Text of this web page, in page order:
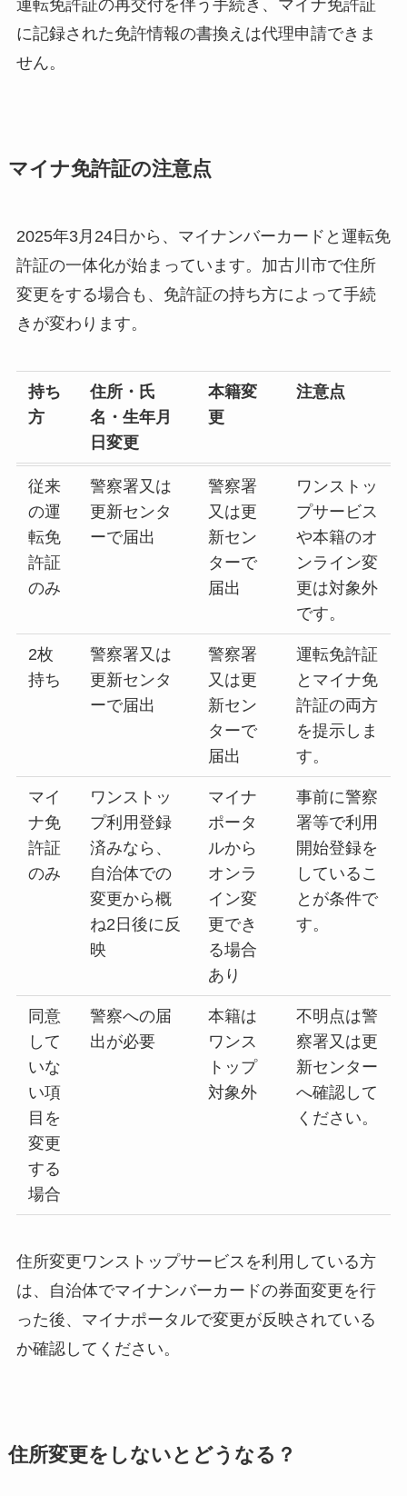
運転免許証の再交付を伴う手続き、マイナ免許証
に記録された免許情報の書換えは代理申請できま
せん。
マイナ免許証の注意点
2025年3月24日から、マイナンバーカードと運転免
許証の一体化が始まっています。加古川市で住所
変更をする場合も、免許証の持ち方によって手続
きが変わります。
持ち
方
住所・氏
名・生年月
日変更
本籍変
更
注意点
従来
の運
転免
許証
のみ
警察署又は
更新センタ
ーで届出
警察署
又は更
新セン
ターで
届出
ワンストッ
プサービス
や本籍のオ
ンライン変
更は対象外
です。
2枚
持ち
警察署又は
更新センタ
ーで届出
警察署
又は更
新セン
ターで
届出
運転免許証
とマイナ免
許証の両方
を提示しま
す。
マイ
ナ免
許証
のみ
ワンストッ
プ利用登録
済みなら、
自治体での
変更から概
ね2日後に反
映
マイナ
ポータ
ルから
オンラ
イン変
更でき
る場合
あり
事前に警察
署等で利用
開始登録を
しているこ
とが条件で
す。
同意
して
いな
い項
目を
変更
する
場合
警察への届
出が必要
本籍は
ワンス
トップ
対象外
不明点は警
察署又は更
新センター
へ確認して
ください。
住所変更ワンストップサービスを利用している方
は、自治体でマイナンバーカードの券面変更を行
った後、マイナポータルで変更が反映されている
か確認してください。
住所変更をしないとどうなる？